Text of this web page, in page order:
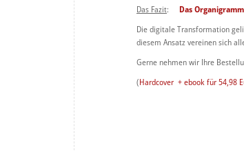
Das Fazit: Das
Die digitale Transformation
diesem Ansatz vereinen sich
Gerne nehmen wir Ihre
(Hardcover + ebook für 54,98